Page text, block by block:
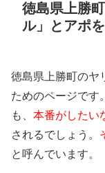
徳島県上勝
ル」とアポ
徳島県上勝町のヤ
ためのページです。
も、 本番がしたい
されるでしょう。
と呼んでいます。